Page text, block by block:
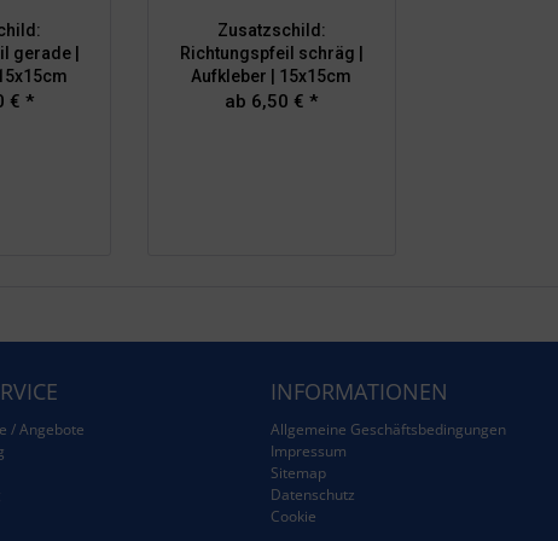
gerade |
€ *
Zusatzschild:
Richtungspfeil schräg |
Aufkleber | 15x15cm
ab 6,50 € *
/ Angebote
INFORMATIONEN
Allgemeine Geschäftsbedingungen
Impressum
Sitemap
Datenschutz
Cookie